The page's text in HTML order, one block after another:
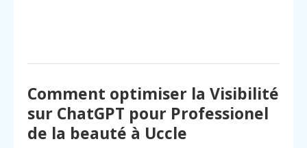
Comment optimiser la Visibilité
sur ChatGPT pour Professionel
de la beauté à Uccle